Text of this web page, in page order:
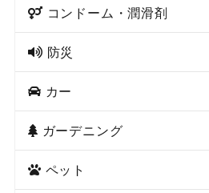
コンドーム・潤滑剤
防災
カー
ガーデニング
ペット